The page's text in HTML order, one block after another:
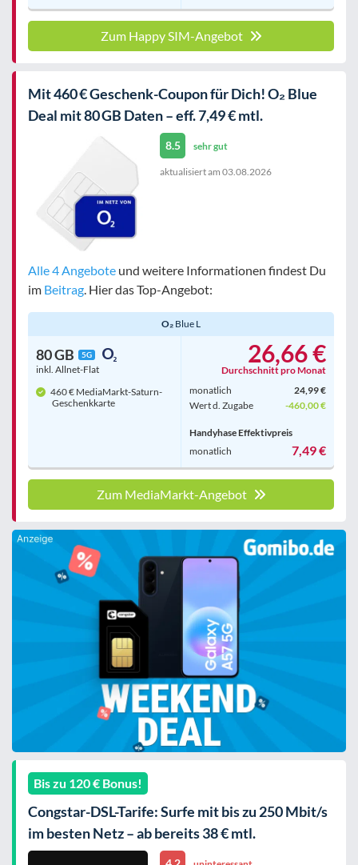
Zum Happy SIM-Angebot
Mit 460 € Geschenk-Coupon für Dich! O₂ Blue
Deal mit 80 GB Daten – eff. 7,49 € mtl.
8.5 sehr gut
aktualisiert am 03.08.2026
Alle 4 Angebote und weitere Informationen findest Du
im Beitrag . Hier das Top-Angebot:
O₂ Blue L
80 GB 5G
inkl. Allnet-Flat
460 € MediaMarkt-Saturn-
Geschenkkarte
26,66 €
Durchschnitt pro Monat
monatlich
24,99 €
Wert d. Zugabe
-460,00 €
Handyhase Effektivpreis
monatlich
7,49 €
Zum MediaMarkt-Angebot
Bis zu 120 € Bonus!
Congstar-DSL-Tarife: Surfe mit bis zu 250 Mbit/s
im besten Netz – ab bereits 38 € mtl.